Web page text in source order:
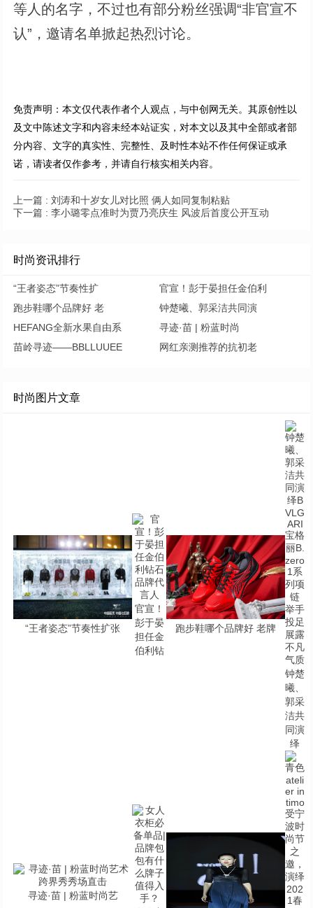
等人的名字，不过也有部分粉丝强调“非官宣不
认”，邀请名单掀起热烈讨论。
免责声明：本文仅代表作者个人观点，与中创网无关。其原创性以
及文中陈述文字和内容未经本站证实，对本文以及其中全部或者部
分内容、文字的真实性、完整性、及时性本站不作任何保证或承
诺，请读者仅作参考，并请自行核实相关内容。
上一篇 : 刘涛和十岁女儿对比照 俩人如同复制粘贴
下一篇 : 李小璐零点准时为贾乃亮庆生 风波后首度公开互动
时尚资讯排行
“王者姿态”节奏性扩
官宣！彭于晏担任金伯利
跑步鞋哪个品牌好 老
钟楚曦、郭采洁共同演
HEFANG全新水果自由系
寻迹·苗 | 粉蓝时尚
苗岭寻迹——BBLLUUEE
网红亲测推荐的抗初老
时尚图片文章
“王者姿态”节奏性扩张
官宣！
彭于晏
担任金
伯利钻
跑步鞋哪个品牌好 老牌
钟楚
曦、
郭采
洁共
同演
绎
寻迹·苗 | 粉蓝时尚艺